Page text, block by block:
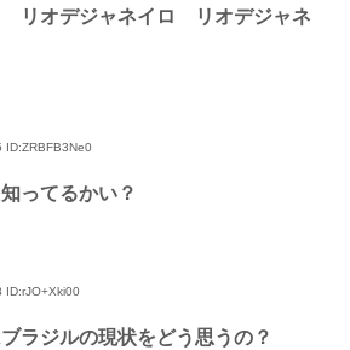
リオデジャネイロ リオデジャネ
ID:ZRBFB3Ne0
ってるかい？
ID:rJO+Xki00
ラジルの現状をどう思うの？